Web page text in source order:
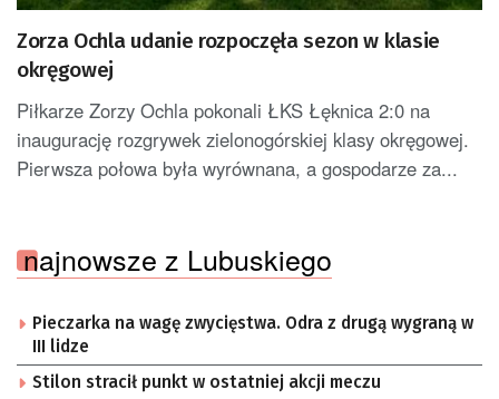
Zorza Ochla udanie rozpoczęła sezon w klasie
okręgowej
Piłkarze Zorzy Ochla pokonali ŁKS Łęknica 2:0 na
inaugurację rozgrywek zielonogórskiej klasy okręgowej.
Pierwsza połowa była wyrównana, a gospodarze za...
najnowsze z Lubuskiego
Pieczarka na wagę zwycięstwa. Odra z drugą wygraną w
III lidze
Stilon stracił punkt w ostatniej akcji meczu